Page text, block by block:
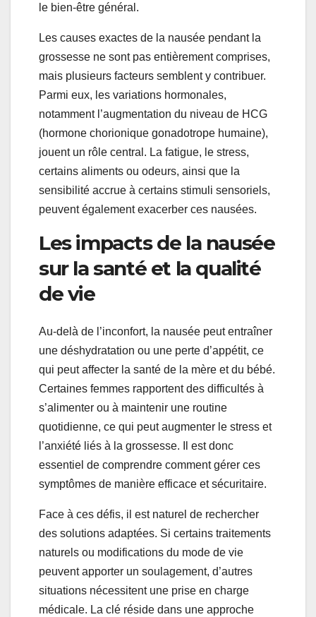
le bien-être général.
Les causes exactes de la nausée pendant la
grossesse ne sont pas entièrement comprises,
mais plusieurs facteurs semblent y contribuer.
Parmi eux, les variations hormonales,
notamment l’augmentation du niveau de HCG
(hormone chorionique gonadotrope humaine),
jouent un rôle central. La fatigue, le stress,
certains aliments ou odeurs, ainsi que la
sensibilité accrue à certains stimuli sensoriels,
peuvent également exacerber ces nausées.
Les impacts de la nausée
sur la santé et la qualité
de vie
Au-delà de l’inconfort, la nausée peut entraîner
une déshydratation ou une perte d’appétit, ce
qui peut affecter la santé de la mère et du bébé.
Certaines femmes rapportent des difficultés à
s’alimenter ou à maintenir une routine
quotidienne, ce qui peut augmenter le stress et
l’anxiété liés à la grossesse. Il est donc
essentiel de comprendre comment gérer ces
symptômes de manière efficace et sécuritaire.
Face à ces défis, il est naturel de rechercher
des solutions adaptées. Si certains traitements
naturels ou modifications du mode de vie
peuvent apporter un soulagement, d’autres
situations nécessitent une prise en charge
médicale. La clé réside dans une approche